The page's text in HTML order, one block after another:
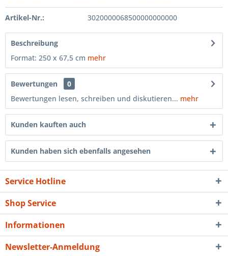
Artikel-Nr.: 3020000068500000000000
Beschreibung
Format: 250 x 67,5 cm mehr
Bewertungen
0
Bewertungen lesen, schreiben und diskutieren... mehr
Kunden kauften auch
Kunden haben sich ebenfalls angesehen
Service Hotline
Shop Service
Informationen
Newsletter-Anmeldung